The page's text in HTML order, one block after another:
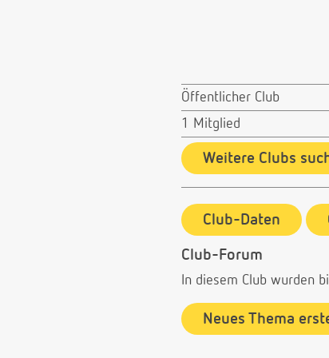
Öffentlicher Club
1 Mitglied
Weitere Clubs
Club-Daten
Club-Forum
In diesem Club wurden
Neues Thema